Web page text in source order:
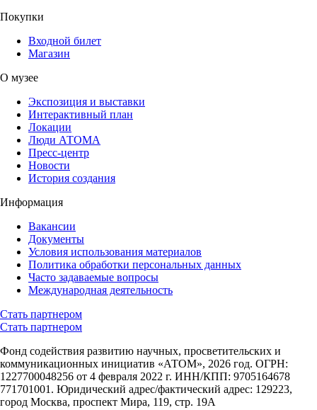
Покупки
Входной билет
Магазин
О музее
Экспозиция и выставки
Интерактивный план
Локации
Люди АТОМА
Пресс-центр
Новости
История создания
Информация
Вакансии
Документы
Условия использования материалов
Политика обработки персональных данных
Часто задаваемые вопросы
Международная деятельность
Стать партнером
Стать партнером
Фонд содействия развитию научных, просветительских и
коммуникационных инициатив «АТОМ», 2026 год. ОГРН:
1227700048256 от 4 февраля 2022 г. ИНН/КПП: 9705164678
771701001. Юридический адрес/фактический адрес: 129223,
город Москва, проспект Мира, 119, стр. 19А